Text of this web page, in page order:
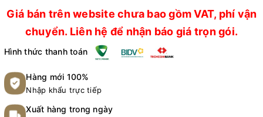
Giá bán trên website chưa bao gồm VAT, phí vận
chuyển. Liên hệ để nhận báo giá trọn gói.
Hình thức thanh toán
Hàng mới 100%
Nhập khẩu trực tiếp
Xuất hàng trong ngày